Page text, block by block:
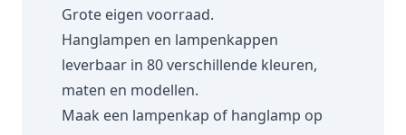
Grote eigen voorraad.
Hanglampen en lampenkappen
leverbaar in 80 verschillende kleuren,
maten en modellen.
Maak een lampenkap of hanglamp op